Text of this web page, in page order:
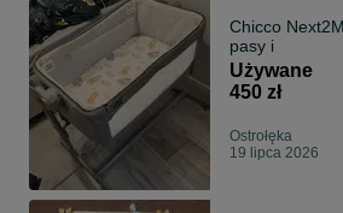
Chicco Next2Me
pasy i
Używane
450 zł
Ostrołęka
19 lipca 2026